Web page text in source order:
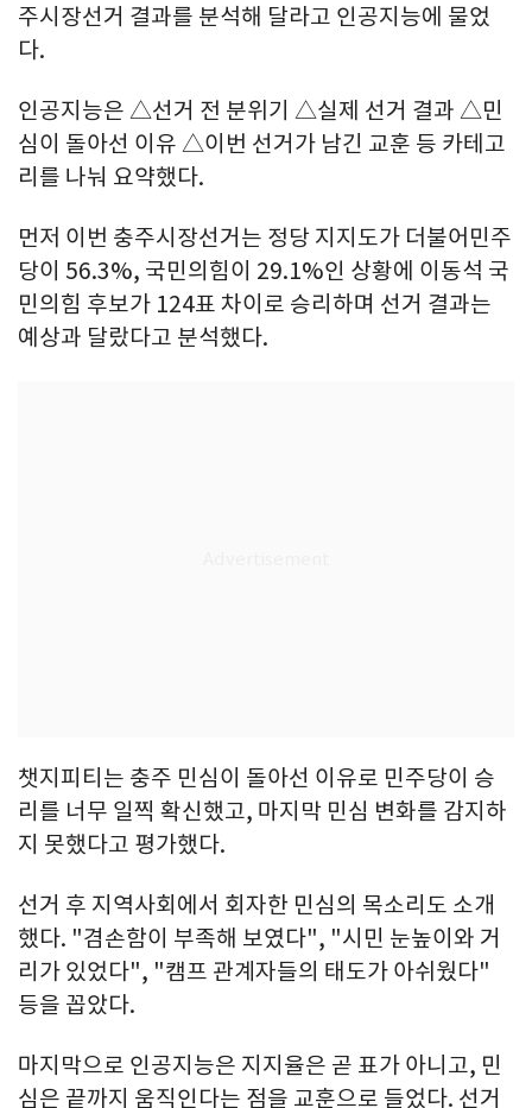
주시장선거 결과를 분석해 달라고 인공지능에 물었
다.
인공지능은 △선거 전 분위기 △실제 선거 결과 △민
심이 돌아선 이유 △이번 선거가 남긴 교훈 등 카테고
리를 나눠 요약했다.
먼저 이번 충주시장선거는 정당 지지도가 더불어민주
당이 56.3%, 국민의힘이 29.1%인 상황에 이동석 국
민의힘 후보가 124표 차이로 승리하며 선거 결과는
예상과 달랐다고 분석했다.
챗지피티는 충주 민심이 돌아선 이유로 민주당이 승
리를 너무 일찍 확신했고, 마지막 민심 변화를 감지하
지 못했다고 평가했다.
선거 후 지역사회에서 회자한 민심의 목소리도 소개
했다. "겸손함이 부족해 보였다", "시민 눈높이와 거
리가 있었다", "캠프 관계자들의 태도가 아쉬웠다"
등을 꼽았다.
마지막으로 인공지능은 지지율은 곧 표가 아니고, 민
심은 끝까지 움직인다는 점을 교훈으로 들었다. 선거